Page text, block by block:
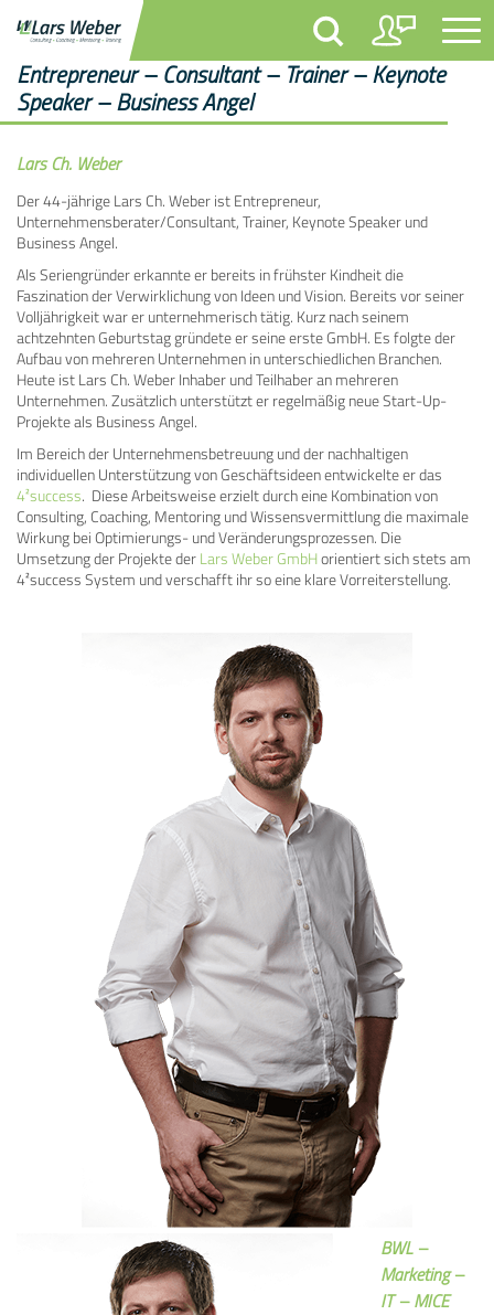
Entrepreneur – Consultant – Trainer – Keynote
Speaker – Business Angel
Lars Ch. Weber
Der 44-jährige Lars Ch. Weber ist Entrepreneur,
Unternehmensberater/Consultant, Trainer, Keynote Speaker und
Business Angel.
Als Seriengründer erkannte er bereits in frühster Kindheit die
Faszination der Verwirklichung von Ideen und Vision. Bereits vor seiner
Volljährigkeit war er unternehmerisch tätig. Kurz nach seinem
achtzehnten Geburtstag gründete er seine erste GmbH. Es folgte der
Aufbau von mehreren Unternehmen in unterschiedlichen Branchen.
Heute ist Lars Ch. Weber Inhaber und Teilhaber an mehreren
Unternehmen. Zusätzlich unterstützt er regelmäßig neue Start-Up-
Projekte als Business Angel.
Im Bereich der Unternehmensbetreuung und der nachhaltigen
individuellen Unterstützung von Geschäftsideen entwickelte er das
4²success. Diese Arbeitsweise erzielt durch eine Kombination von
Consulting, Coaching, Mentoring und Wissensvermittlung die maximale
Wirkung bei Optimierungs- und Veränderungsprozessen. Die
Umsetzung der Projekte derLars Weber GmbHorientiert sich stets am
4²success System und verschafft ihr so eine klare Vorreiterstellung.
BWL –
Marketing –
IT – MICE